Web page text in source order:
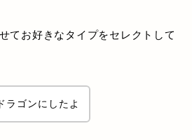
てお好きなタイプをセレクトして
ラゴンにしたよ